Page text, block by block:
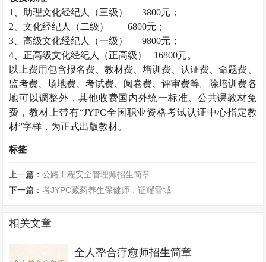
1
、助理文化经纪人（三级） 3800元；
2 、文化经纪人（二级） 6800元；
3 、高级文化经纪人（一级） 9800元；
4 、正高级文化经纪人（正高级） 16800元。
以上费用包含报名费、教材费、培训费、认证费、命题费、
监考费、场地费、考试费、阅卷费、评审费等。除培训费各
地可以调整外，其他收费国内外统一标准。公共课教材免
费，教材上带有“JYPC全国职业资格考试认证中心指定教
材”字样，为正式出版教材。
标签
上一篇：公路工程安全管理师招生简章
下一篇：考JYPC藏药养生保健师，证耀雪域
相关文章
全人整合疗愈师招生简章